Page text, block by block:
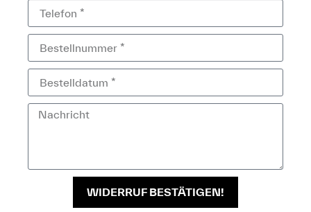
WIDERRUF BESTÄTIGEN!